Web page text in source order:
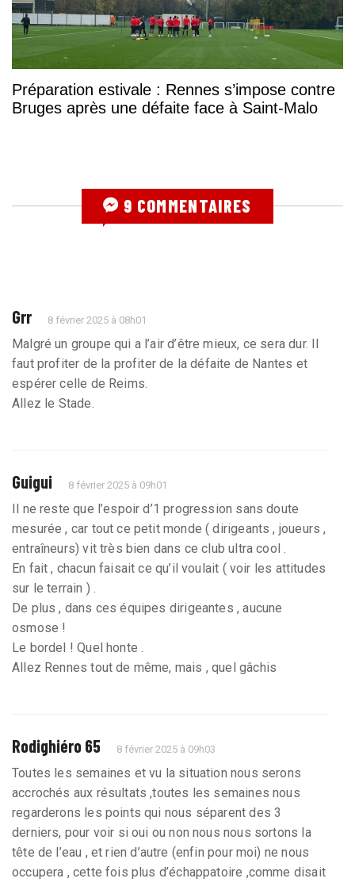
Préparation estivale : Rennes s’impose contre
Bruges après une défaite face à Saint-Malo
9 COMMENTAIRES
Grr 8 février 2025 à 08h01
Malgré un groupe qui a l’air d’être mieux, ce sera dur. Il
faut profiter de la profiter de la défaite de Nantes et
espérer celle de Reims.
Allez le Stade.
Guigui 8 février 2025 à 09h01
Il ne reste que l’espoir d’1 progression sans doute
mesurée , car tout ce petit monde ( dirigeants , joueurs ,
entraîneurs) vit très bien dans ce club ultra cool .
En fait , chacun faisait ce qu’il voulait ( voir les attitudes
sur le terrain ) .
De plus , dans ces équipes dirigeantes , aucune
osmose !
Le bordel ! Quel honte .
Allez Rennes tout de même, mais , quel gâchis
Rodighiéro 65 8 février 2025 à 09h03
Toutes les semaines et vu la situation nous serons
accrochés aux résultats ,toutes les semaines nous
regarderons les points qui nous séparent des 3
derniers, pour voir si oui ou non nous nous sortons la
tête de l’eau , et rien d’autre (enfin pour moi) ne nous
occupera , cette fois plus d’échappatoire ,comme disait